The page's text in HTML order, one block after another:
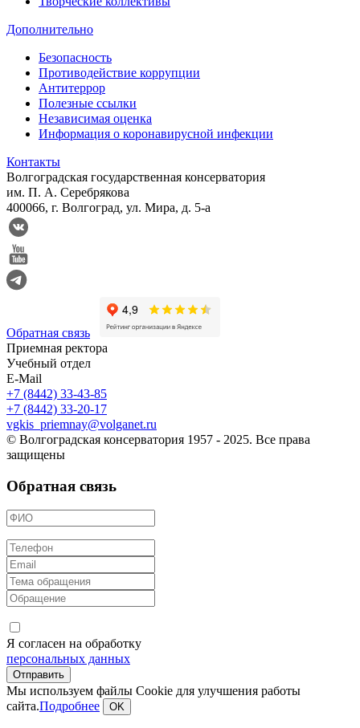
Дополнительно
Безопасность
Противодействие коррупции
Антитеррор
Полезные ссылки
Независимая оценка
Информация о коронавирусной инфекции
Контакты
Волгоградская государственная консерватория
им. П. А. Серебрякова
400066, г. Волгоград, ул. Мира, д. 5-а
Обратная связь
Приемная ректора
Учебный отдел
E-Mail
+7 (8442) 33-43-85
+7 (8442) 33-20-17
vgkis_priemnay@volganet.ru
© Волгоградская консерватория 1957 - 2025. Все права
защищены
Обратная связь
Я согласен на обработку
персональных данных
Мы используем файлы Cookie для улучшения работы
сайта.Подробнее OK